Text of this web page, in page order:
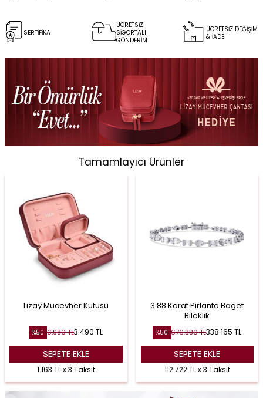
SERTİFİKA
ÜCRETSİZ
SİGORTALI
GÖNDERİM
ÜCRETSİZ DEĞİŞİM
& İADE
Tamamlayıcı Ürünler
Lizay Mücevher Kutusu
%50 6.980TL3.490 TL
SEPETE EKLE
1.163 TL x 3 Taksit
3.88 Karat Pırlanta Baget
Bileklik
%50 676.330TL338.165 TL
SEPETE EKLE
112.722 TL x 3 Taksit